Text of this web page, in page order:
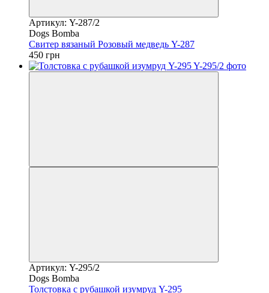
Артикул: Y-287/2
Dogs Bomba
Свитер вязаный Розовый медведь Y-287
450 грн
Артикул: Y-295/2
Dogs Bomba
Толстовка с рубашкой изумруд Y-295